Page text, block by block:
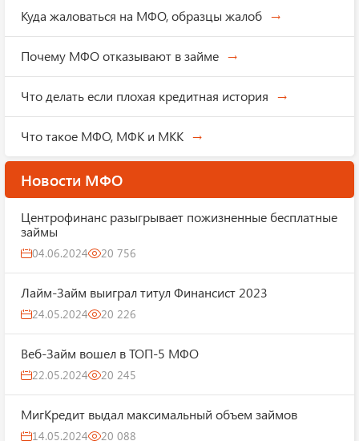
Куда жаловаться на МФО, образцы жалоб
Почему МФО отказывают в займе
Что делать если плохая кредитная история
Что такое МФО, МФК и МКК
Новости МФО
Центрофинанс разыгрывает пожизненные бесплатные
займы
04.06.2024 20 756
Лайм-Займ выиграл титул Финансист 2023
24.05.2024 20 226
Веб-Займ вошел в ТОП-5 МФО
22.05.2024 20 245
МигКредит выдал максимальный объем займов
14.05.2024 20 088